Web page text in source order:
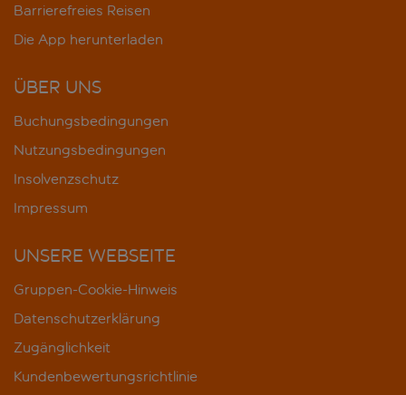
Barrierefreies Reisen
Die App herunterladen
ÜBER UNS
Buchungsbedingungen
Nutzungsbedingungen
Insolvenzschutz
Impressum
UNSERE WEBSEITE
Gruppen-Cookie-Hinweis
Datenschutzerklärung
Zugänglichkeit
Kundenbewertungsrichtlinie